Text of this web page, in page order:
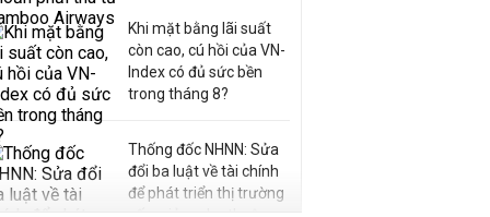
Khi mặt bằng lãi suất
còn cao, cú hồi của VN-
Index có đủ sức bền
trong tháng 8?
Thống đốc NHNN: Sửa
đổi ba luật về tài chính
để phát triển thị trường